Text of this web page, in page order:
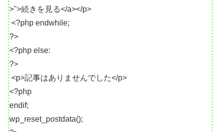
>">続きを見る</a></p>
<?php endwhile;
?>
<?php else:
?>
<p>記事はありませんでした</p>
<?php
endif;
wp_reset_postdata();